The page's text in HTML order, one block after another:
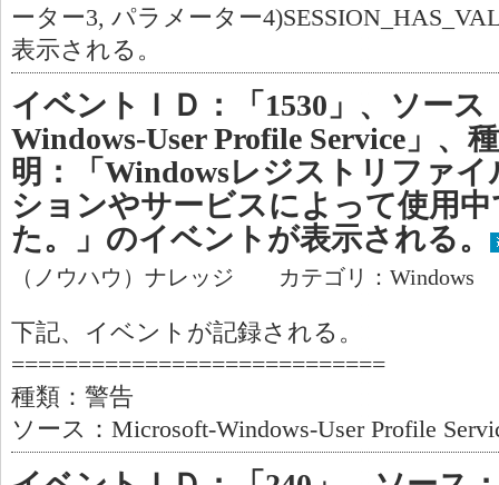
ーター3, パラメーター
表示される。
イベントＩＤ：「1530」、ソース
Windows-User Profile Service」、
明：「Windowsレジストリファ
ションやサービスによって使用
た。」のイベントが表示される。
（ノウハウ）ナレッジ カテゴリ：Windows
下記、イベントが記録される。
============================
種類：警告
ソース：Microsoft-Windows-User Profile